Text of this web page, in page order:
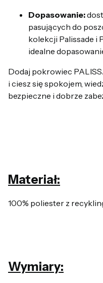
Dopasowanie:
pasujących do
kolekcji Palissade i
idealne
Dodaj pokrowiec
i ciesz się spokojem,
bezpieczne i dobrze
Materiał:
100% poliester z
Wymiary: